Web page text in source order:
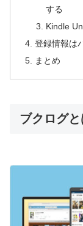
する
Kindle
登録情報は
まとめ
ブクログと